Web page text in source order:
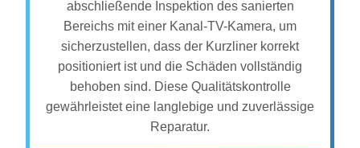
abschließende Inspektion des sanierten
Bereichs mit einer Kanal-TV-Kamera, um
sicherzustellen, dass der Kurzliner korrekt
positioniert ist und die Schäden vollständig
behoben sind. Diese Qualitätskontrolle
gewährleistet eine langlebige und zuverlässige
Reparatur.